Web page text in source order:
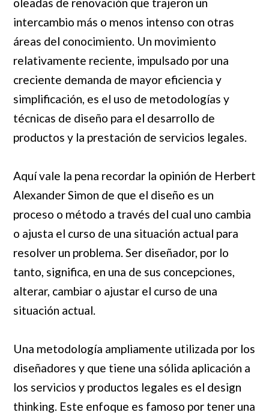
intercambio más o menos intenso con otras
áreas del conocimiento. Un movimiento
relativamente reciente, impulsado por una
creciente demanda de mayor eficiencia y
simplificación, es el uso de metodologías y
técnicas de diseño para el desarrollo de
productos y la prestación de servicios legales.
Aquí vale la pena recordar la opinión de Herbert
Alexander Simon de que el diseño es un
proceso o método a través del cual uno cambia
o ajusta el curso de una situación actual para
resolver un problema. Ser diseñador, por lo
tanto, significa, en una de sus concepciones,
alterar, cambiar o ajustar el curso de una
situación actual.
Una metodología ampliamente utilizada por los
diseñadores y que tiene una sólida aplicación a
los servicios y productos legales es el design
thinking. Este enfoque es famoso por tener una